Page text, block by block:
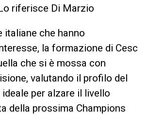
riferisce Di Marzio
italiane che hanno
la formazione di Cesc
che si è mossa con
valutando il profilo del
ideale per alzare il livello
della prossima Champions